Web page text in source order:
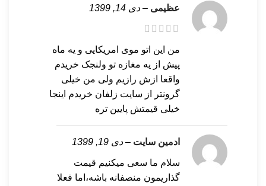
عظیمی – دی 14, 1399
من این اتو موی امریکایی و یه ماه
پیش از یه مغازه تو ولنجک خریدم
واقعا ازش رازیم ولی من خیلی
گرونتر از سایت زلفان خریدم اینجا
خیلی قیمتش پایین تره
ادمین سایت – دی 19, 1399
سلام ما سعی میکنیم قیمت
گذاریمون منصفانه باشه،اما فعلا